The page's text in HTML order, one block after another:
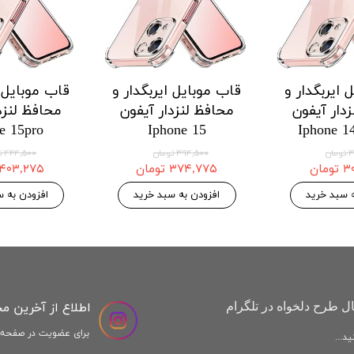
قاب موبایل
محافظ
Honor X9a
افزودن به
قاب موبایل ایربگدار و
محافظ لنزدار هواوی
Huawei Honor X8a
۱۲۱,۱۲۵ تومان
افزودن به سبد خرید
و
هواوی
Huawei
طرح دلخواه در تلگرام اطلاع از
برای عضویت در صفحه